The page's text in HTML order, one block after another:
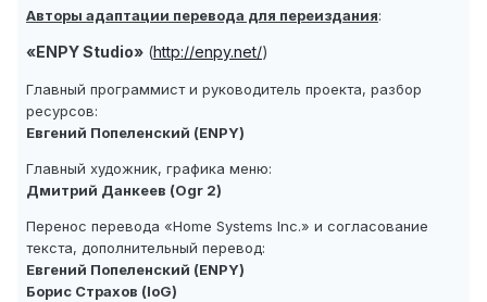
Авторы адаптации перевода для переиздания:
«ENPY Studio» (http://enpy.net/)
Главный программист и руководитель проекта, разбор
ресурсов:
Евгений Попеленский (ENPY)
Главный художник, графика меню:
Дмитрий Данкеев (Ogr 2)
Перенос перевода «Home Systems Inc.» и согласование
текста, дополнительный перевод:
Евгений Попеленский (ENPY)
Борис Страхов (IoG)